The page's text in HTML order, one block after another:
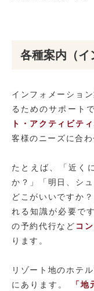
各種案内（イ
インフォメーショ
るためのサポート
ト・アクティビティ
客様のニーズに合
たとえば、「近く
か？」「明日、シ
どこがいいですか
れる知識が必要で
の予約代行など コ
ります。
リゾート地のホテ
にあります。
「